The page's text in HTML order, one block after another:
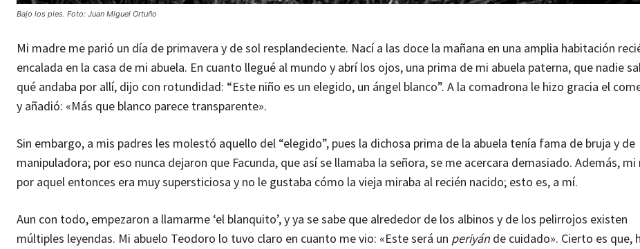
Bajo los pies. Foto: Juan Miguel Ortuño
Mi madre me parió un día de primavera y de sol resplandeciente. Nací a las doce la mañana en una amplia habitación
encalada en la casa de mi abuela. En cuanto llegué al mundo y abrí los ojos, una prima de mi abuela paterna, que nadie
qué andaba por allí, dijo con rotundidad: “Este niño es un elegido, un ángel blanco”. A la comadrona le hizo gracia el
y añadió: «Más que blanco parece transparente».
Sin embargo, a mis padres les molestó aquello del “elegido”, pues la dichosa prima de la abuela tenía fama de bruja y de
manipuladora; por eso nunca dejaron que Facunda, que así se llamaba la señora, se me acercara demasiado. Además,
por aquel entonces era muy supersticiosa y no le gustaba cómo la vieja miraba al recién nacido; esto es, a mí.
Aun con todo, empezaron a llamarme ‘el blanquito’, y ya se sabe que alrededor de los albinos y de los pelirrojos existen
múltiples leyendas. Mi abuelo Teodoro lo tuvo claro en cuanto me vio: «Este será un periyán de cuidado». Cierto es que,